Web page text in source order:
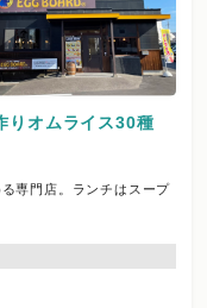
りオムライス30種
専門店。ランチはスープ